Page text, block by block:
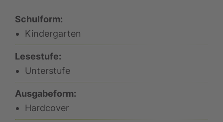
Schulform:
Kindergarten
Lesestufe:
Unterstufe
Ausgabeform:
Hardcover